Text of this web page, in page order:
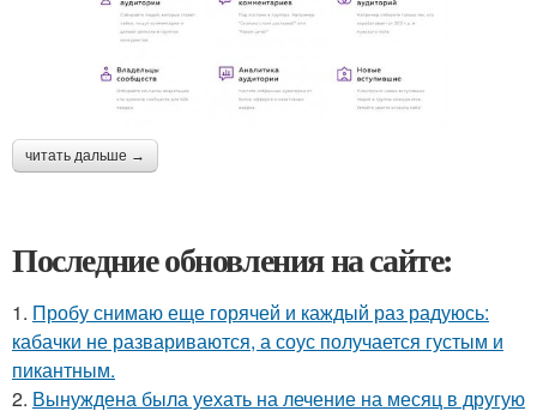
читать дальше →
Последние обновления на сайте:
1. Пробу снимаю еще горячей и каждый раз радуюсь:
кабачки не развариваются, а соус получается густым и
пикантным.
2. Вынуждена была уехать на лечение на месяц в другую